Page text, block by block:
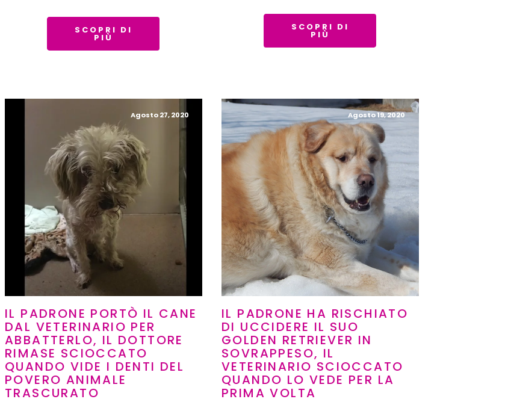
SCOPRI DI
PIÙ
SCOPRI DI
PIÙ
Agosto 27, 2020
IL PADRONE PORTÒ IL CANE
DAL VETERINARIO PER
ABBATTERLO, IL DOTTORE
RIMASE SCIOCCATO
QUANDO VIDE I DENTI DEL
POVERO ANIMALE
TRASCURATO
Agosto 19, 2020
IL PADRONE HA RISCHIATO
DI UCCIDERE IL SUO
GOLDEN RETRIEVER IN
SOVRAPPESO, IL
VETERINARIO SCIOCCATO
QUANDO LO VEDE PER LA
PRIMA VOLTA